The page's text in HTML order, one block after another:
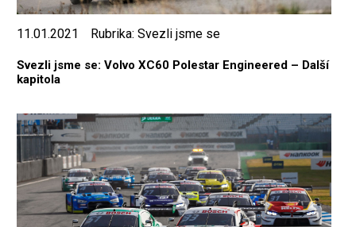
11.01.2021 Rubrika: Svezli jsme se
Svezli jsme se: Volvo XC60 Polestar Engineered – Další
kapitola